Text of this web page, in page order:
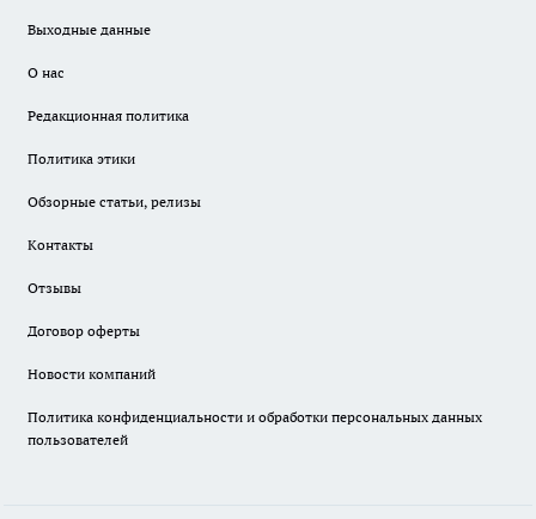
Выходные данные
О нас
Редакционная политика
Политика этики
Обзорные статьи, релизы
Контакты
Отзывы
Договор оферты
Новости компаний
Политика конфиденциальности и обработки персональных данных
пользователей